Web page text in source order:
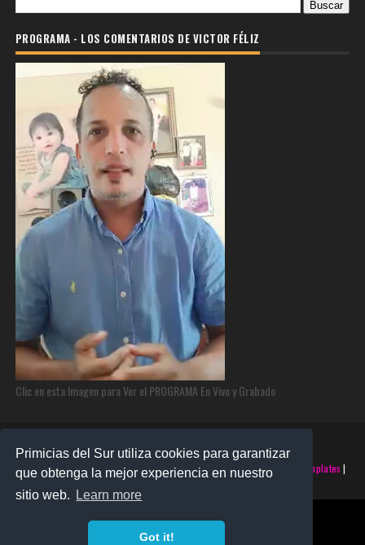
Primicias del Sur utiliza cookies para garantizar
que obtenga la mejor experiencia en nuestro
sitio web.
Learn more
Got it!
PROGRAMA - LOS COMENTARIOS DE VICTOR FÉLIZ
Clic en esta Imagen para Ver el PROGRAMA En Vivo y Grabado
©2025 PRIMICIAS DEL SUR | Derechos Reservados | Creado con SoraTemplates |
Realizado porSANTO MONTERO